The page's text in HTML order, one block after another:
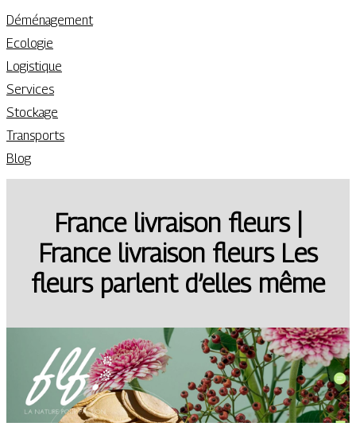
Déménagement
Ecologie
Logistique
Services
Stockage
Transports
Blog
France livraison fleurs |
France livraison fleurs Les
fleurs parlent d’elles même